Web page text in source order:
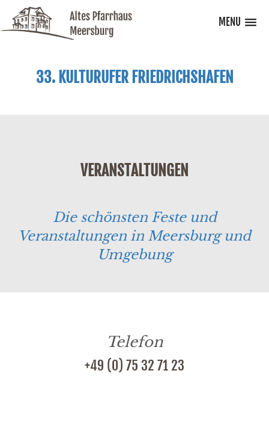
MENU
33. KULTURUFER FRIEDRICHSHAFEN
VERANSTALTUNGEN
Die schönsten Feste und
Veranstaltungen in Meersburg und
Umgebung
Telefon
+49 (0) 75 32 71 23